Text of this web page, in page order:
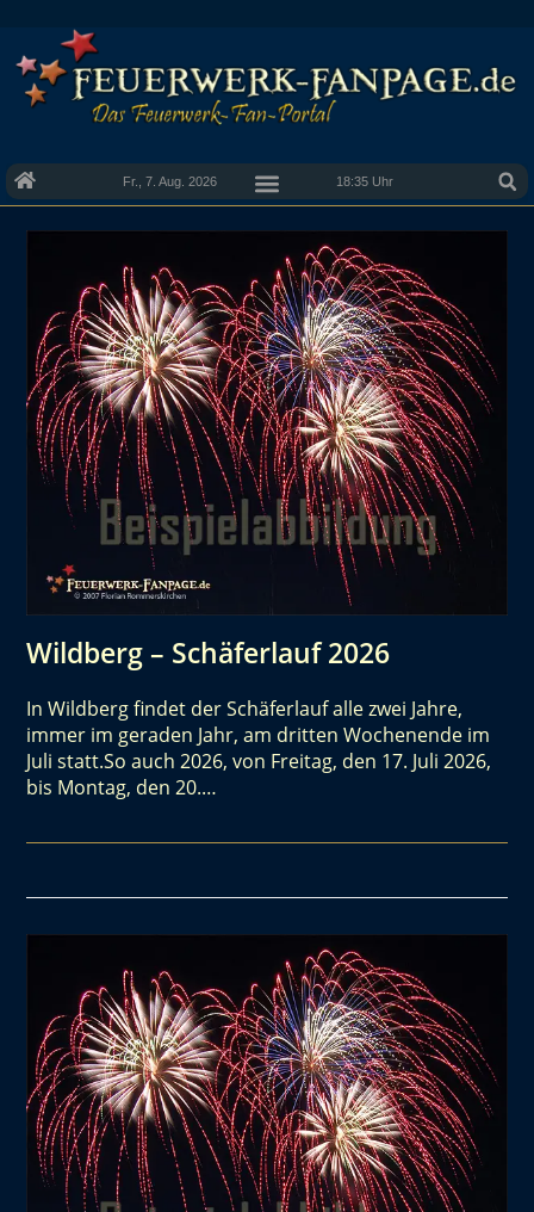
Fr., 7. Aug. 2026 18:35 Uhr
Wildberg – Schäferlauf 2026
In Wildberg findet der Schäferlauf alle zwei Jahre,
immer im geraden Jahr, am dritten Wochenende im
Juli statt.So auch 2026, von Freitag, den 17. Juli 2026,
bis Montag, den 20.…